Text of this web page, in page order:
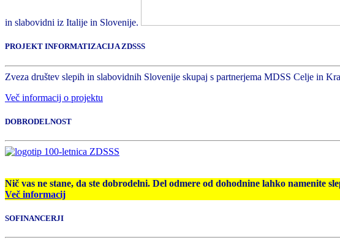
in slabovidni iz Italije in Slovenije.
PROJEKT INFORMATIZACIJA ZDSSS
Zveza društev slepih in slabovidnih Slovenije skupaj s partnerjema MDSS Celje in
Več informacij o projektu
DOBRODELNOST
Nič vas ne stane, da ste dobrodelni. Del odmere od dohodnine lahko namenite
Več informacij
SOFINANCERJI